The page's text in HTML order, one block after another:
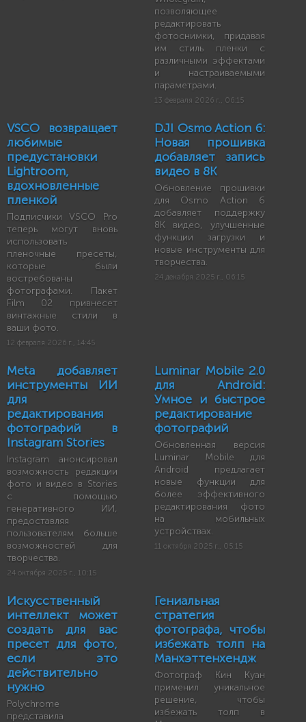
позволяющее
редактировать
фотоснимки, придавая
им стиль пленки с
различными эффектами
и настраиваемыми
параметрами.
13 февраля 2026 г., 06:15
VSCO возвращает
любимые
предустановки
Lightroom,
вдохновленные
пленкой
Подписчики VSCO Pro
теперь могут вновь
использовать
пленочные пресеты,
которые были
востребованы
фотографами. Пакет
Film 02 привнесет
винтажные стили в
ваши фото.
12 февраля 2026 г., 14:45
DJI Osmo Action 6:
Новая прошивка
добавляет запись
видео в 8K
Обновление прошивки
для Osmo Action 6
добавляет поддержку
8K видео, улучшенные
функции загрузки и
новые инструменты для
творчества.
24 декабря 2025 г., 06:15
Meta добавляет
инструменты ИИ
для
редактирования
фотографий в
Instagram Stories
Instagram анонсировал
возможность редакции
фото и видео в Stories
с помощью
генеративного ИИ,
предоставляя
пользователям больше
возможностей для
творчества.
24 октября 2025 г., 10:15
Luminar Mobile 2.0
для Android:
Умное и быстрое
редактирование
фотографий
Обновленная версия
Luminar Mobile для
Android предлагает
новые функции для
более эффективного
редактирования фото
на мобильных
устройствах.
11 октября 2025 г., 05:15
Искусственный
интеллект может
создать для вас
пресет для фото,
если это
действительно
нужно
Polychrome
представила
Гениальная
стратегия
фотографа, чтобы
избежать толп на
Манхэттенхендж
Фотограф Кин Куан
применил уникальное
решение, чтобы
избежать толп в